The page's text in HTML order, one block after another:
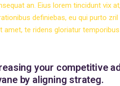
an. Eius lorem tincidunt vix
definiebas, eu qui purto
te ridens gloriatur
your competitive
by aligning strateg.